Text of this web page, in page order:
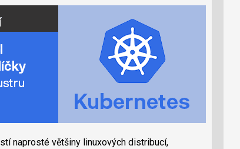
naprosté většiny linuxových distribucí,